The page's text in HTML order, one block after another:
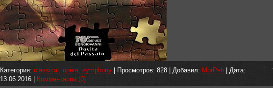
Категория: classical, opera, symphony | Просмотров: 828 | Добавил: MorPeh | Дата:
13.06.2016
Комментарии (0)